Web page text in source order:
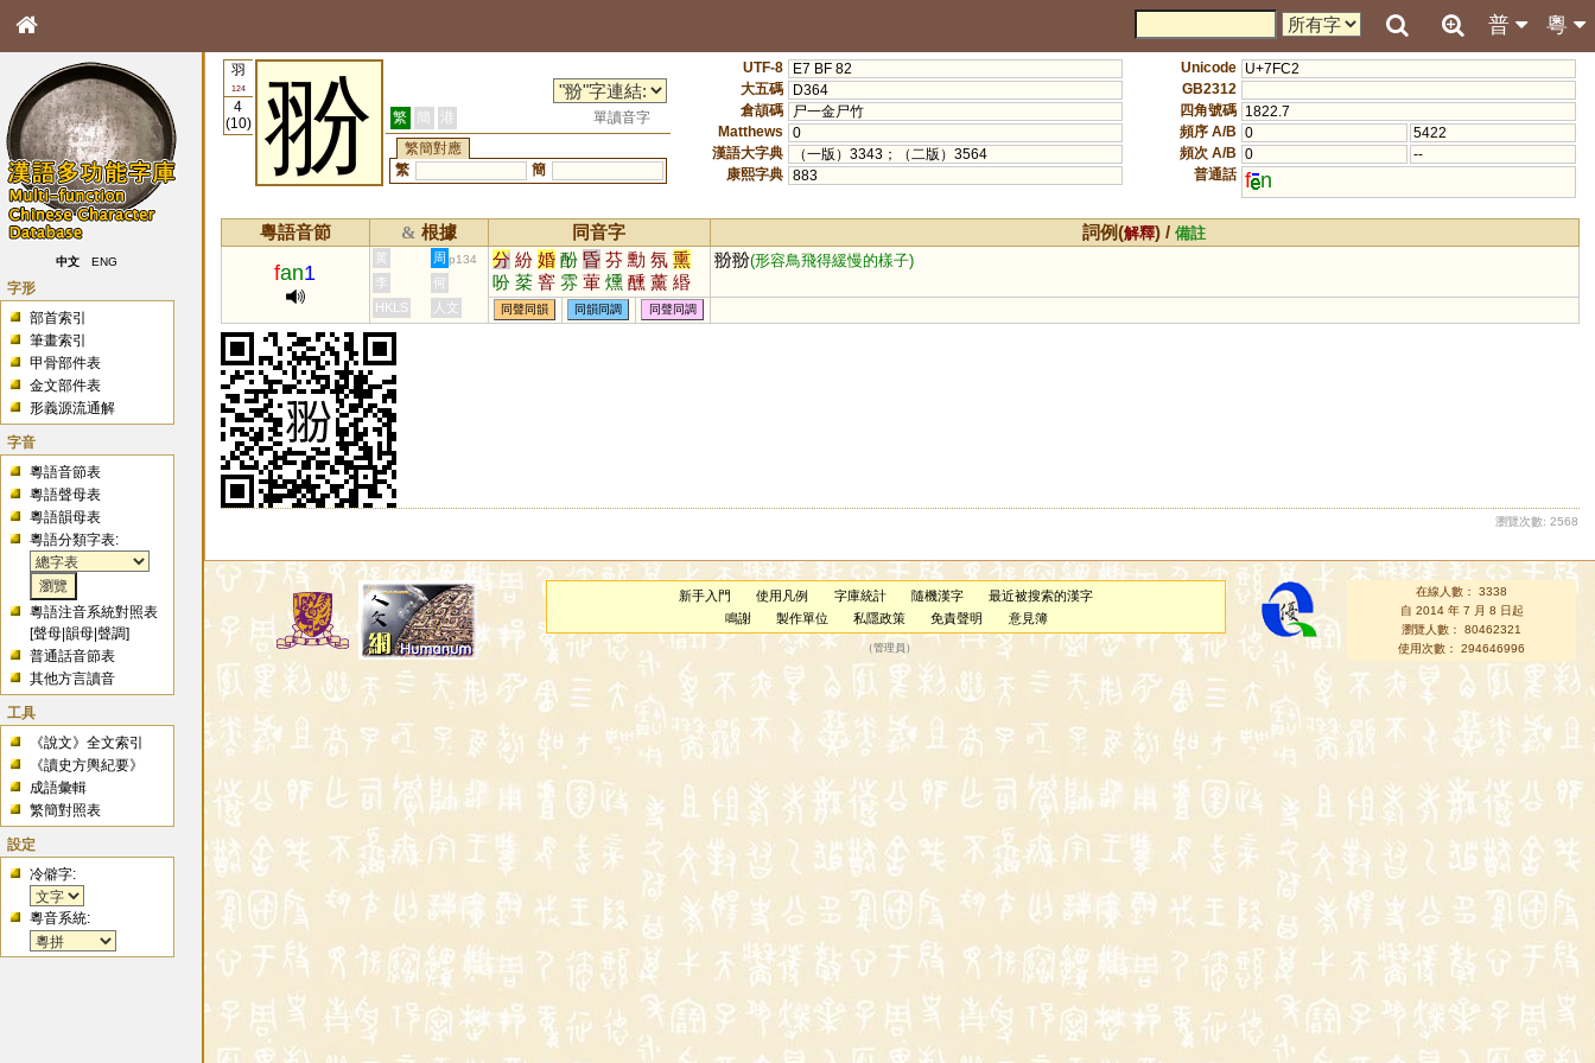
粵
普
中文 ENG
字形
部首索引
筆畫索引
甲骨部件表
金文部件表
形義源流通解
字音
粵語音節表
粵語聲母表
粵語韻母表
粵語分類字表:
粵語注音系統對照表
[聲母 |韻母 |聲調]
普通話音節表
其他方言讀音
工具
《說文》全文索引
《讀史方輿紀要》
成語彙輯
繁簡對照表
設定
冷僻字:
粵音系統:
羽
124
4
(10)
翂 繁 簡 港
單讀音字
繁簡對應
繁
簡
UTF-8
E7 BF 82
大五碼
D364
倉頡碼
尸一金尸竹
Matthews
0
漢語大字典
（一版）3343；（二版）3564
康熙字典 883
Unicode U+7FC2
GB2312
四角號碼 1822.7
頻序 A/B 0
5422
頻次 A/B 0
--
普通話 f n
粵語音節 & 根據 同音字 詞例(解釋) /備註
fan1
黃 周 p134 分 紛 婚 酚 昏 芬 勳 氛 熏
吩 棻 窨 雰 葷 燻 醺 薰 緡
棼 閽 惛 湣 獯 壎 涽 棔 殙
睧 曛 臐 纁 饙 塤 焄 昐 蔒
翂翂(形容鳥飛得緩慢的樣子)
李
何
HKLS
人文 同聲同韻 同韻同調 同聲同調
瀏覽次數: 2568
新手入門 使用凡例 字庫統計 隨機漢字
最近被搜索的漢字
鳴謝
製作單位 私隱政策 免責聲明 意見簿
（管理員 ）
在線人數： 3338
自 2014 年 7 月 8 日起
瀏覽人數： 80462321
使用次數： 294646996